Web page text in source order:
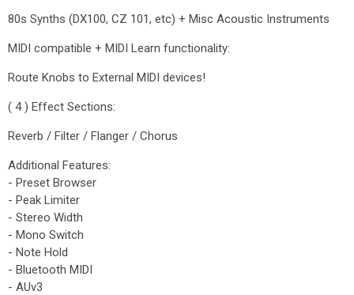
80s Synths (DX100, CZ 101, etc) + Misc Acoustic Instruments
MIDI compatible + MIDI Learn functionality:
Route Knobs to External MIDI devices!
( 4 ) Effect Sections:
Reverb / Filter / Flanger / Chorus
Additional Features:
- Preset Browser
- Peak Limiter
- Stereo Width
- Mono Switch
- Note Hold
- Bluetooth MIDI
- AUv3